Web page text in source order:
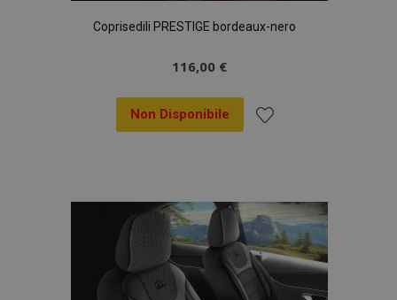
Coprisedili PRESTIGE bordeaux-nero
116,00 €
Non Disponibile
lista
desideri